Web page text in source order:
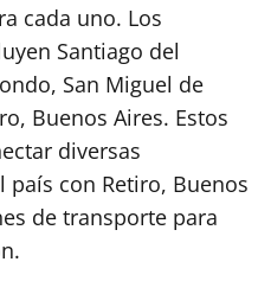
cada uno. Los
Santiago del
San Miguel de
Buenos Aires. Estos
diversas
con Retiro, Buenos
de transporte para